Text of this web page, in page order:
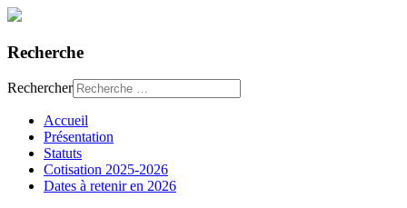
Recherche
Rechercher
Accueil
Présentation
Statuts
Cotisation 2025-2026
Dates à retenir en 2026